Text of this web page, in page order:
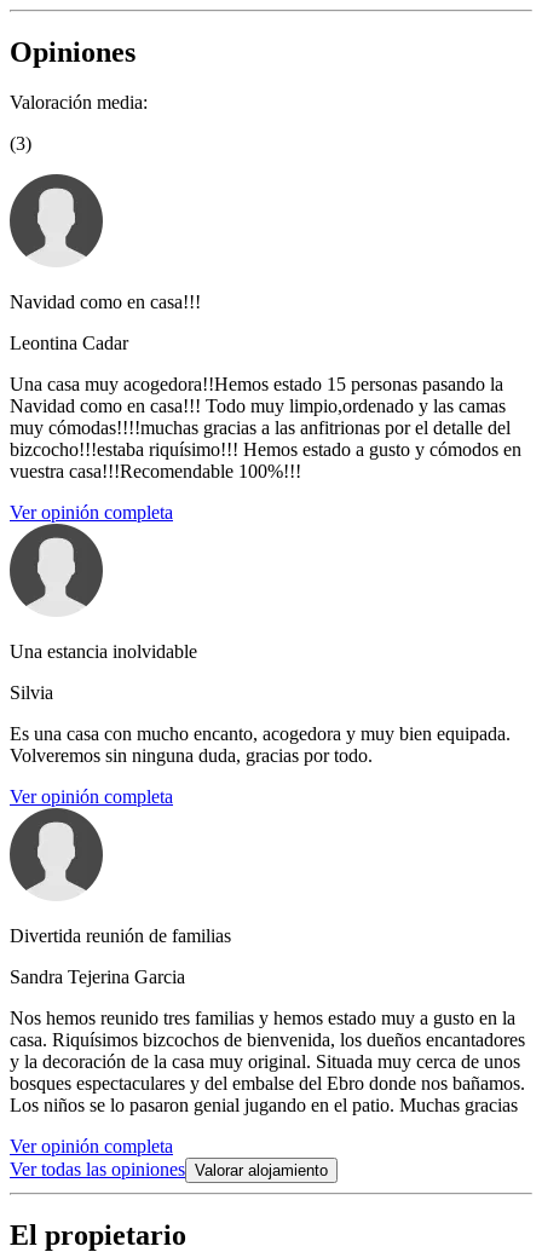
Opiniones
Valoración media:
(3)
Navidad como en casa!!!
Leontina Cadar
Una casa muy acogedora!!Hemos estado 15 personas pasando la
Navidad como en casa!!! Todo muy limpio,ordenado y las camas
muy cómodas!!!!muchas gracias a las anfitrionas por el detalle del
bizcocho!!!estaba riquísimo!!! Hemos estado a gusto y cómodos en
vuestra casa!!!Recomendable 100%!!!
Ver opinión completa
Una estancia inolvidable
Silvia
Es una casa con mucho encanto, acogedora y muy bien equipada.
Volveremos sin ninguna duda, gracias por todo.
Ver opinión completa
Divertida reunión de familias
Sandra Tejerina Garcia
Nos hemos reunido tres familias y hemos estado muy a gusto en la
casa. Riquísimos bizcochos de bienvenida, los dueños encantadores
y la decoración de la casa muy original. Situada muy cerca de unos
bosques espectaculares y del embalse del Ebro donde nos bañamos.
Los niños se lo pasaron genial jugando en el patio. Muchas gracias
Ver opinión completa
Ver todas las opiniones Valorar alojamiento
El propietario